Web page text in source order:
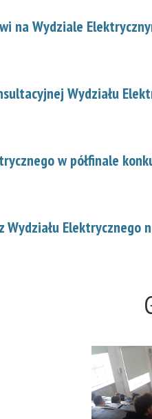
na Wydziale
Wydziału
w półfinale
Wydziału